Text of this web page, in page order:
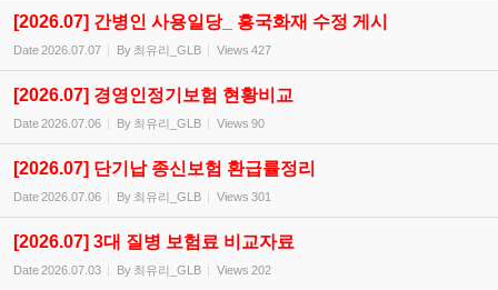
[2026.07] 간병인 사용일당_ 흥국화재 수정 게시
Date2026.07.07 By 최유리_GLB Views 427
[2026.07] 경영인정기보험 현황비교
Date2026.07.06 By 최유리_GLB Views 90
[2026.07] 단기납 종신보험 환급률정리
Date2026.07.06 By 최유리_GLB Views 301
[2026.07] 3대 질병 보험료 비교자료
Date2026.07.03 By 최유리_GLB Views 202